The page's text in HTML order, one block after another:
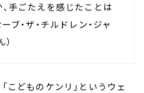
手ごたえを感じたことは
ブ・ザ・チルドレン・ジャ
こどものケンリ」というウェ